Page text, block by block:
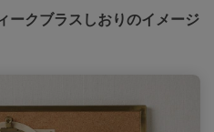
ークブラスしおりのイメージ